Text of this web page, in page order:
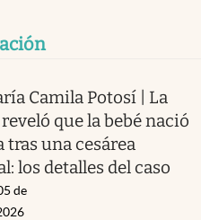
Camila Potosí | La
que la bebé nació
tras una cesárea
los detalles del caso
de